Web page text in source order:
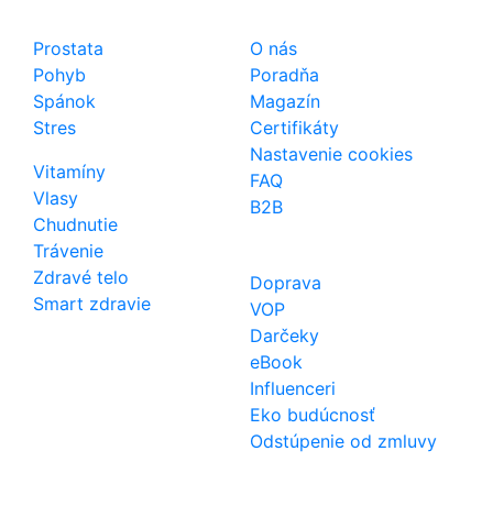
Prostata
Pohyb
Spánok
Stres
Vitamíny
Vlasy
Chudnutie
Trávenie
Zdravé telo
Smart zdravie
O nás
Poradňa
Magazín
Certifikáty
Nastavenie cookies
FAQ
B2B
Doprava
VOP
Darčeky
eBook
Influenceri
Eko budúcnosť
Odstúpenie od zmluvy